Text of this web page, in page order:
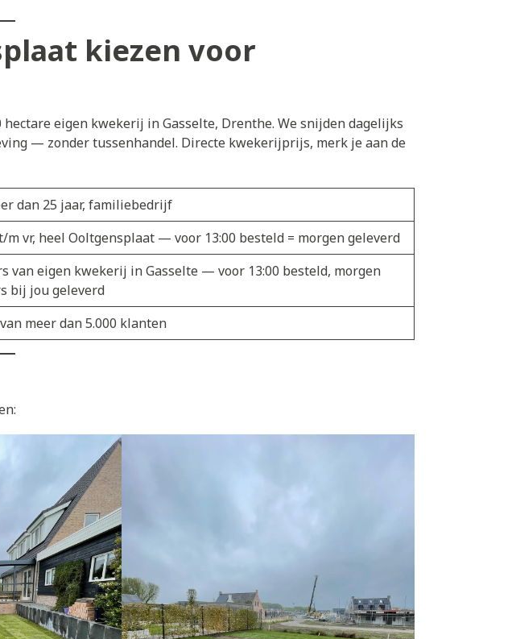
kiezen voor
eigen kwekerij in Gasselte, Drenthe. We snijden dagelijks
— zonder tussenhandel. Directe kwekerijprijs, merk je aan de
dan 25 jaar, familiebedrijf
m vr, heel Ooltgensplaat — voor 13:00 besteld = morgen geleverd
van eigen kwekerij in Gasselte — voor 13:00 besteld, morgen
bij jou geleverd
meer dan 5.000 klanten